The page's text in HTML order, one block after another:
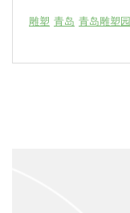
雕塑 青岛 青岛雕塑园